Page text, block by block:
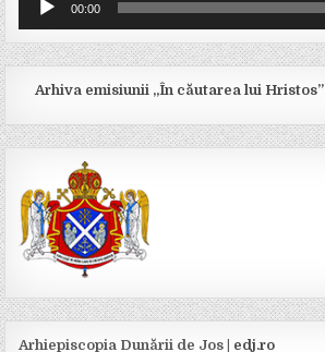
00:00
Arhiva emisiunii „În căutarea lui Hristos”
Arhiepiscopia Dunării de Jos | edj.ro